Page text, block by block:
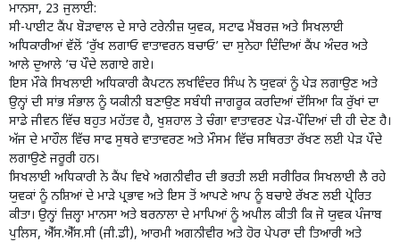
ਮਾਨਸਾ, 23 ਜੁਲਾਈ:
ਸੀ-ਪਾਈਟ ਕੈਂਪ ਬੋੜਾਵਾਲ ਦੇ ਸਾਰੇ ਟਰੇਨੀਜ਼ ਯੁਵਕ, ਸਟਾਫ ਮੈਂਬਰਜ਼ ਅਤੇ ਸਿਖਲਾਈ
ਅਧਿਕਾਰੀਆਂ ਵੱਲੋਂ ‘ਰੁੱਖ ਲਗਾਓ ਵਾਤਾਵਰਨ ਬਚਾਓ’ ਦਾ ਸੁਨੇਹਾ ਦਿੰਦਿਆਂ ਕੈਂਪ ਅੰਦਰ ਅਤੇ
ਆਲੇ ਦੁਆਲੇ ’ਚ ਪੌਦੇ ਲਗਾਏ ਗਏ।
ਇਸ ਮੌਕੇ ਸਿਖਲਾਈ ਅਧਿਕਾਰੀ ਕੈਪਟਨ ਲਖਵਿੰਦਰ ਸਿੰਘ ਨੇ ਯੁਵਕਾਂ ਨੂੰ ਪੇੜ ਲਗਾਉਣ ਅਤੇ
ਉਨ੍ਹਾਂ ਦੀ ਸਾਂਭ ਸੰਭਾਲ ਨੂੰ ਯਕੀਨੀ ਬਣਾਉਣ ਸਬੰਧੀ ਜਾਗਰੂਕ ਕਰਦਿਆਂ ਦੱਸਿਆ ਕਿ ਰੁੱਖਾਂ ਦਾ
ਸਾਡੇ ਜੀਵਨ ਵਿੱਚ ਬਹੁਤ ਮਹੱਤਵ ਹੈ, ਖੁਸ਼ਹਾਲ ਤੇ ਚੰਗਾ ਵਾਤਾਵਰਣ ਪੇੜ-ਪੌਦਿਆਂ ਦੀ ਹੀ ਦੇਣ ਹੈ।
ਅੱਜ ਦੇ ਮਾਹੌਲ ਵਿੱਚ ਸਾਫ ਸੁਥਰੇ ਵਾਤਾਵਰਣ ਅਤੇ ਮੌਸਮ ਵਿੱਚ ਸਥਿਰਤਾ ਰੱਖਣ ਲਈ ਪੇੜ ਪੌਦੇ
ਲਗਾਉਣੇ ਜਰੂਰੀ ਹਨ।
ਸਿਖਲਾਈ ਅਧਿਕਾਰੀ ਨੇ ਕੈਂਪ ਵਿਖੇ ਅਗਨੀਵੀਰ ਦੀ ਭਰਤੀ ਲਈ ਸਰੀਰਿਕ ਸਿਖਲਾਈ ਲੈ ਰਹੇ
ਯੁਵਕਾਂ ਨੂੰ ਨਸ਼ਿਆਂ ਦੇ ਮਾੜੇ ਪ੍ਰਭਾਵ ਅਤੇ ਇਸ ਤੋਂ ਆਪਣੇ ਆਪ ਨੂੰ ਬਚਾਏ ਰੱਖਣ ਲਈ ਪ੍ਰੇਰਿਤ
ਕੀਤਾ। ਉਨ੍ਹਾਂ ਜ਼ਿਲ੍ਹਾ ਮਾਨਸਾ ਅਤੇ ਬਰਨਾਲਾ ਦੇ ਮਾਪਿਆਂ ਨੂੰ ਅਪੀਲ ਕੀਤੀ ਕਿ ਜੋ ਯੁਵਕ ਪੰਜਾਬ
ਪੁਲਿਸ, ਐੱਸ.ਐੱਸ.ਸੀ (ਜੀ.ਡੀ), ਆਰਮੀ ਅਗਨੀਵੀਰ ਅਤੇ ਹੋਰ ਪੇਪਰਾ ਦੀ ਤਿਆਰੀ ਅਤੇ